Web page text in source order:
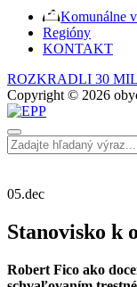
Komunálne
Regióny
KONTAKT
ROZKRADLI 30
Copyright © 2026
05.dec
Stanovisko k
Robert Fico ako